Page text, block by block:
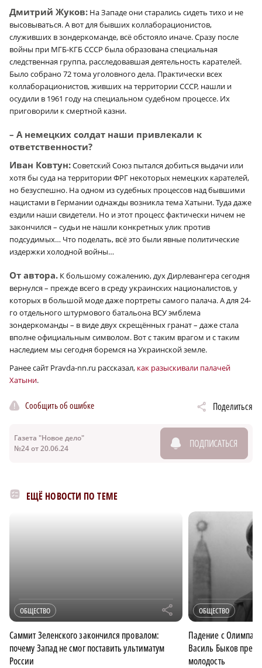
Дмитрий Жуков: На Западе они старались сидеть тихо и не
высовываться. А вот для бывших коллаборационистов,
служивших в зондеркоманде, всё обстояло иначе. Сразу после
войны при МГБ-КГБ СССР была образована специальная
следственная группа, расследовавшая деятельность карателей.
Было собрано 72 тома уголовного дела. Практически всех
коллаборационистов, живших на территории СССР, нашли и
осудили в 1961 году на специальном судебном процессе. Их
приговорили к смертной казни.
– А немецких солдат наши привлекали к
ответственности?
Иван Ковтун:Советский Союз пытался добиться выдачи или
хотя бы суда на территории ФРГ некоторых немецких карателей,
но безуспешно. На одном из судебных процессов над бывшими
нацистами в Германии однажды возникла тема Хатыни. Туда даже
ездили наши свидетели. Но и этот процесс фактически ничем не
закончился – судьи не нашли конкретных улик против
подсудимых… Что поделать, всё это были явные политические
издержки холодной войны…
От автора. К большому сожалению, дух Дирлевангера сегодня
вернулся – прежде всего в среду украинских националистов, у
которых в большой моде даже портреты самого палача. А для 24-
го отдельного штурмового батальона ВСУ эмблема
зондеркоманды – в виде двух скрещённых гранат – даже стала
вполне официальным символом. Вот с таким врагом и с таким
наследием мы сегодня боремся на Украинской земле.
Ранее сайт Pravda-nn.ru рассказал, как разыскивали палачей
Хатыни.
Сообщить об ошибке Поделиться
Газета "Новое дело"
№24 от 20.06.24
ПОДПИСАТЬСЯ
ЕЩЁ НОВОСТИ ПО ТЕМЕ
ОБЩЕСТВО r
Саммит Зеленского закончился провалом:
почему Запад не смог поставить ультиматум
России
ОБЩЕСТВО
Падение с Олимпа:
Василь Быков
молодость